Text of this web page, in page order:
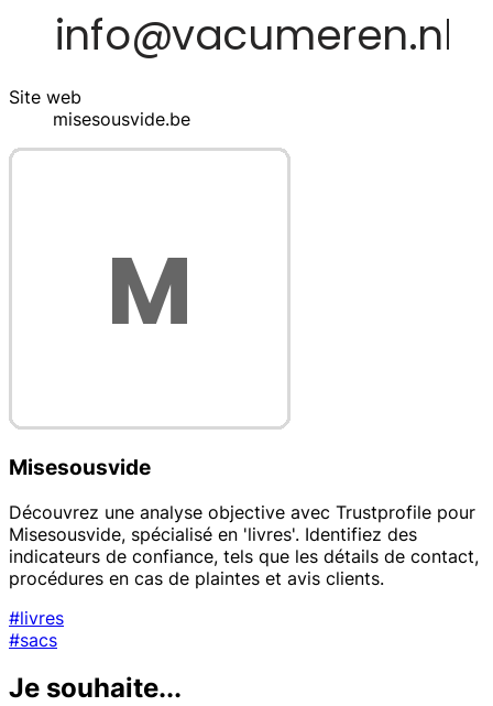
Site web
misesousvide.be
Misesousvide
Découvrez une analyse objective avec Trustprofile pour
Misesousvide, spécialisé en 'livres'. Identifiez des
indicateurs de confiance, tels que les détails de contact,
procédures en cas de plaintes et avis clients.
#livres
#sacs
Je souhaite...